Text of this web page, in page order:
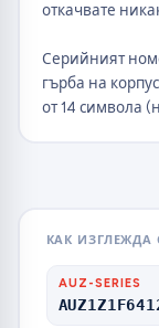
откачвате
Серийният
гърба на
от 14 символа
КАК ИЗГЛЕЖДА
AUZ-SERIES